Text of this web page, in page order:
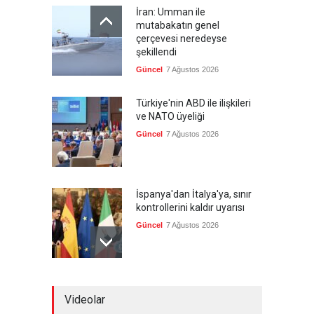
İran: Umman ile
mutabakatın genel
çerçevesi neredeyse
şekillendi
Güncel 7 Ağustos 2026
Türkiye'nin ABD ile ilişkileri
ve NATO üyeliği
Güncel 7 Ağustos 2026
İspanya'dan İtalya'ya, sınır
kontrollerini kaldır uyarısı
Güncel 7 Ağustos 2026
Videolar